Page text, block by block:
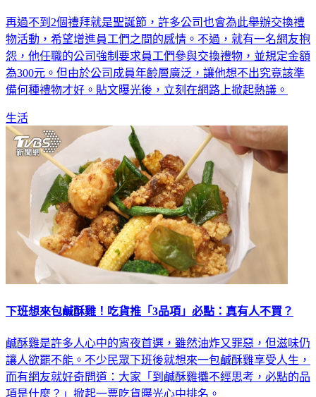
再過不到2個禮拜就是聖誕節，許多公司也會為此舉辦交換禮
物活動，希望增進員工們之間的感情。不過，就有一名網友抱
怨，他任職的公司強制要求員工們參與交換禮物，並規定金額
為300元。但由於公司成員年齡層廣泛，讓他想不出究竟該準
備何種禮物才好。貼文曝光後，立刻在網路上掀起熱議。
生活
下班想來包鹹酥雞！吃貨推「3品項」必點：真有人不買？
鹹酥雞是許多人心中的宵夜首選，雖然油炸又罪惡，但滋味仍
讓人欲罷不能。不少民眾下班後就想來一包鹹酥雞享受人生，
而有網友就好奇問道：大家「到鹹酥雞攤不經思考，必點的品
項是什麼？」掀起一票吃貨曝光心中排名。